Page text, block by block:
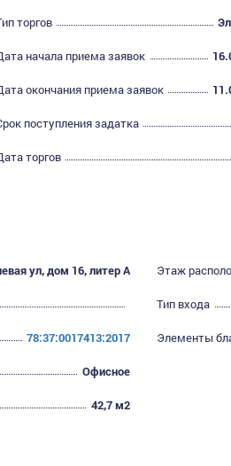
торгов
начала приема заявок
окончания приема заявок
поступления задатка
торгов
ул, дом 16, литер А
78:37:0017413:2017
Офисное
42,7 м2
Этаж
Тип входа
Элементы